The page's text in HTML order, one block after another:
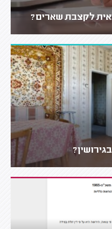
לקצבת שארים?